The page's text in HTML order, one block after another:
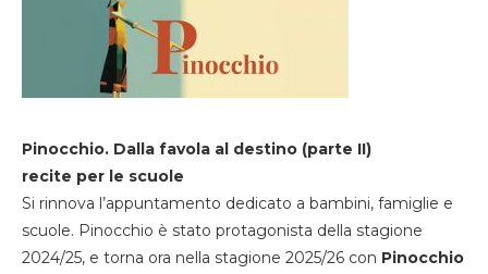
Pinocchio. Dalla favola al destino (parte II)
recite per le scuole
Si rinnova l’appuntamento dedicato a bambini, famiglie e
scuole. Pinocchio è stato protagonista della stagione
2024/25, e torna ora nella stagione 2025/26 con Pinocchio